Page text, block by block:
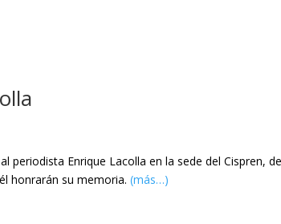
periodista Enrique Lacolla en la sede del Cispren,
honrarán su memoria.(más…)